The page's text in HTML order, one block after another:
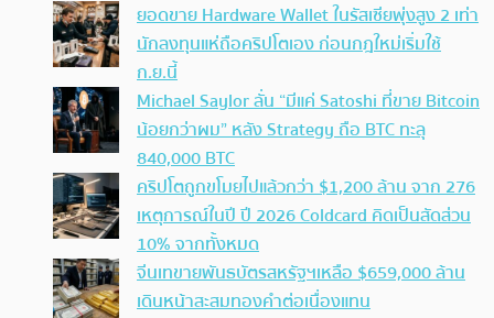
ยอดขาย Hardware Wallet ในรัสเซียพุ่งสูง 2 เท่า
นักลงทุนแห่ถือคริปโตเอง ก่อนกฎใหม่เริ่มใช้
ก.ย.นี้
Michael Saylor ลั่น “มีแค่ Satoshi ที่ขาย Bitcoin
น้อยกว่าผม” หลัง Strategy ถือ BTC ทะลุ
840,000 BTC
คริปโตถูกขโมยไปแล้วกว่า $1,200 ล้าน จาก 276
เหตุการณ์ในปี ปี 2026 Coldcard คิดเป็นสัดส่วน
10% จากทั้งหมด
จีนเทขายพันธบัตรสหรัฐฯเหลือ $659,000 ล้าน
เดินหน้าสะสมทองคำต่อเนื่องแทน